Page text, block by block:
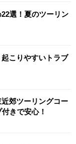
選！夏のツーリン
こりやすいトラブ
郊ツーリングコー
きで安心！